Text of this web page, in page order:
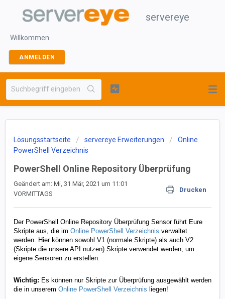
servereye
Willkommen
ANMELDEN
Lösungsstartseite servereye Erweiterungen
Online
PowerShell Verzeichnis
PowerShell Online Repository Überprüfung
Drucken
Geändert am: Mi, 31 Mär, 2021 um 11:01
VORMITTAGS
Der PowerShell Online Repository Überprüfung Sensor führt Eure
Skripte aus, die im Online PowerShell Verzeichnis verwaltet
werden. Hier können sowohl V1 (normale Skripte) als auch V2
(Skripte die unsere API nutzen) Skripte verwendet werden, um
eigene Sensoren zu erstellen.
Wichtig: Es können nur Skripte zur Überprüfung ausgewählt werden
die in unserem Online PowerShell Verzeichnis liegen!